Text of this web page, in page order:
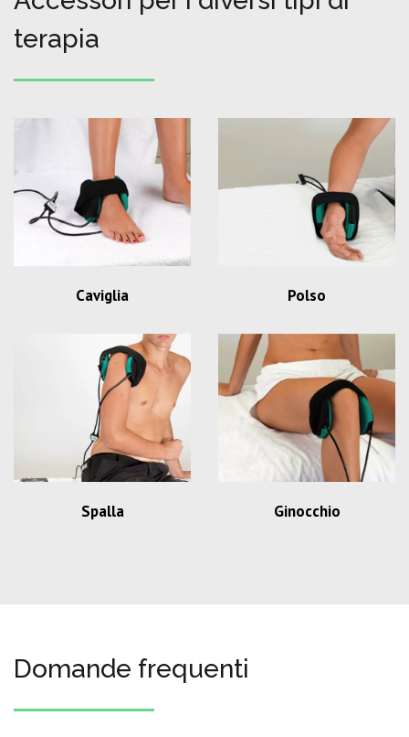
terapia
Caviglia Polso
Spalla Ginocchio
Domande frequenti